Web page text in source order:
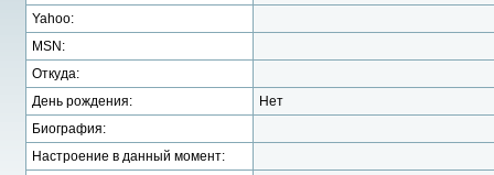
Yahoo:
MSN:
Откуда:
День рождения:
Нет
Биография:
Настроение в данный момент: